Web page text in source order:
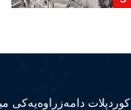
كوردپلات دامەزراوەیەكی